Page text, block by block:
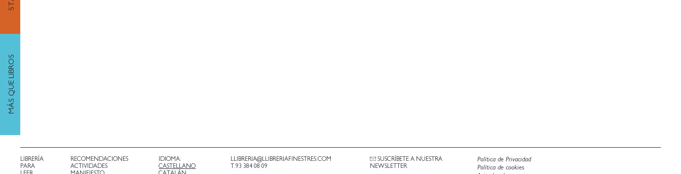
MÁS QUE LIBROS
LIBRERÍA
PARA
RECOMENDACIONES
ACTIVIDADES
IDIOMA:
CASTELLANO
LLIBRERIA@LLIBRERIAFINESTRES.COM
T.93 384 08 09
SUSCRÍBETE A NUESTRA
NEWSLETTER
Política de Privacidad
Política de cookies